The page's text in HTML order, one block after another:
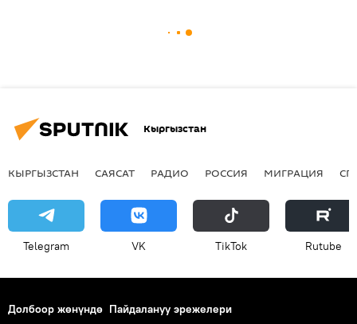
Кыргызстан
КЫРГЫЗСТАН САЯСАТ РАДИО РОССИЯ МИГРАЦИЯ
Telegram VK ТikТоk Rutube
Долбоор жөнүндө Пайдалануу эрежелери